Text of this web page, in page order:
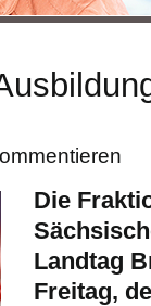
Die
Landtag
Freitag,